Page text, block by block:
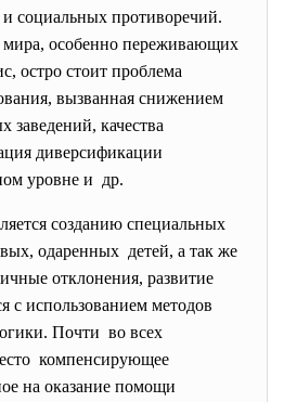
социальных противоречий.
особенно переживающих
остро стоит проблема
вызванная снижением
заведений, качества
диверсификации
уровне и др.
созданию специальных
одаренных детей, а так же
отклонения, развитие
с использованием методов
Почти во всех
компенсирующее
на оказание помощи